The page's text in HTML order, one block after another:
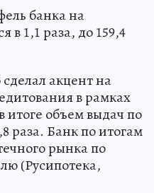
банка на
в 1,1 раза, до 159,4
акцент на
в рамках
итоге объем выдач по
раза. Банк по итогам
рынка по
(Русипотека,